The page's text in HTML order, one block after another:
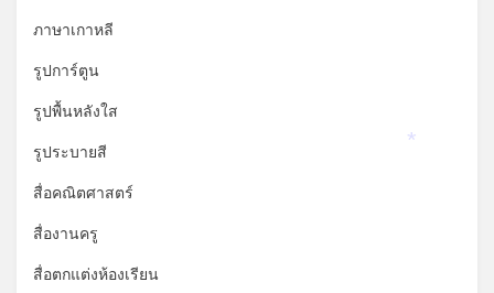
ภาษาเกาหลี
รูปการ์ตูน
รูปพื้นหลังใส
รูประบายสี
สื่อคณิตศาสตร์
สื่องานครู
สื่อตกแต่งห้องเรียน